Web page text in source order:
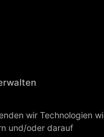
wir Technologien
und/oder darauf
Today we’re